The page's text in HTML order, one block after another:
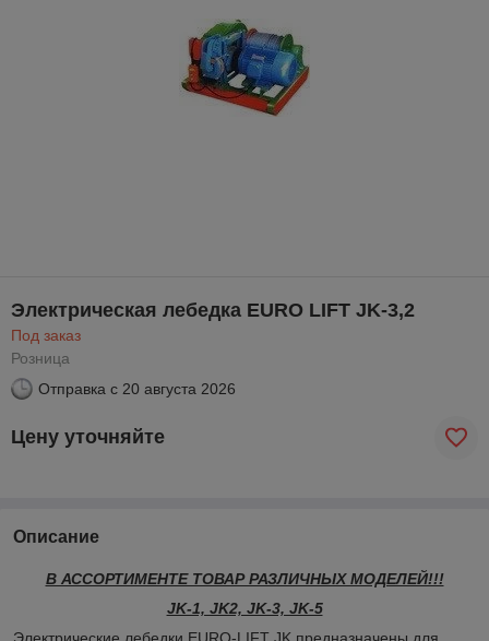
Электрическая лебедка EURO LIFT JK-3,2
Под заказ
Розница
Отправка с 20 августа 2026
Цену уточняйте
Описание
В АССОРТИМЕНТЕ ТОВАР РАЗЛИЧНЫХ МОДЕЛЕЙ!!!
JK-1, JK2, JK-3, JK-5
Электрические лебедки EURO-LIFT JK предназначены для